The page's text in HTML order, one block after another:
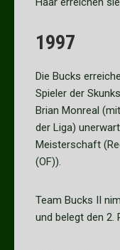
1997
Die Bucks
Spieler der
Brian Monreal
der Liga)
Meisterschaft
(OF)).
Team Bucks II
und belegt den 2.